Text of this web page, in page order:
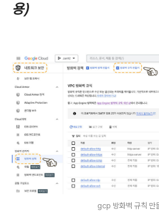
용)
gcp 방화벽 규칙 만